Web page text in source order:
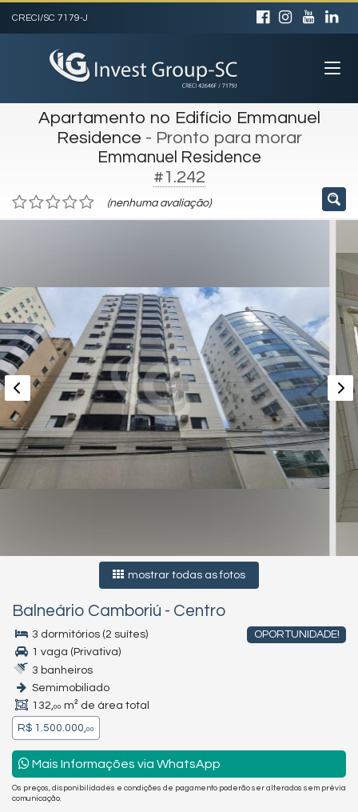
CRECI/SC 7179-J
Apartamento no Edifício Emmanuel
Residence - Pronto para morar
Emmanuel Residence
#1.242
(nenhuma avaliação)
mostrar todas as fotos
Balneário Camboriú - Centro
OPORTUNIDADE!
3 dormitórios (2 suítes)
1 vaga (Privativa)
3 banheiros
Semimobiliado
132,00 m² de área total
R$ 1.500.000,00
Mais Informações via WhatsApp
Os preços, disponibilidades e condições de pagamento poderão ser alterados sem prévia
comunicação.